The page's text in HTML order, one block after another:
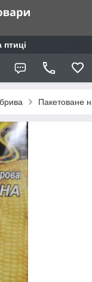
Пакетоване